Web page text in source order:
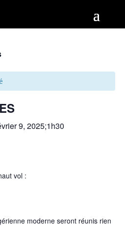
9, 2025;1h30
vol :
moderne seront réunis rien